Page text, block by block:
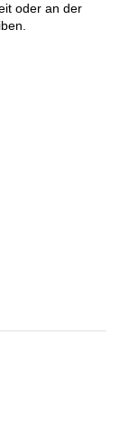
oder an der